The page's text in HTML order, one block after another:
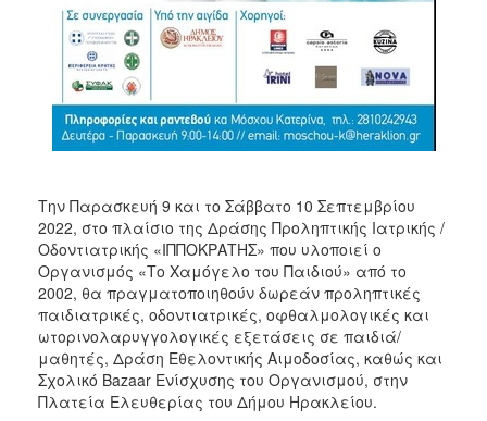
Ξενώνας
Φιλοξενίας
Γυναικών
Κέντρο
Κοινότητας
Κοινωνικό
Κοινωνικό
Παντοπωλείο
Ισότητα
των
Φύλων
Υγεία
Αυτόματοι
Απινιδωτές
Την Παρασκευή 9 και το Σάββατο 10 Σεπτεμβρίου
2022, στο πλαίσιο της Δράσης Προληπτικής Ιατρικής /
Οδοντιατρικής «ΙΠΠΟΚΡΑΤΗΣ» που υλοποιεί ο
Οργανισμός «Το Χαμόγελο του Παιδιού» από το
2002, θα πραγματοποιηθούν δωρεάν προληπτικές
παιδιατρικές, οδοντιατρικές, οφθαλμολογικές και
ωτορινολαρυγγολογικές εξετάσεις σε παιδιά/
μαθητές, Δράση Εθελοντικής Αιμοδοσίας, καθώς και
Σχολικό Bazaar Ενίσχυσης του Οργανισμού, στην
Πλατεία Ελευθερίας του Δήμου Ηρακλείου.